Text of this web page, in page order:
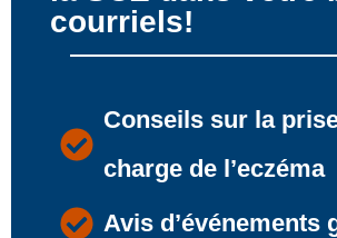
courriels!
Conseils sur la
charge de l’eczéma
Avis d’événements